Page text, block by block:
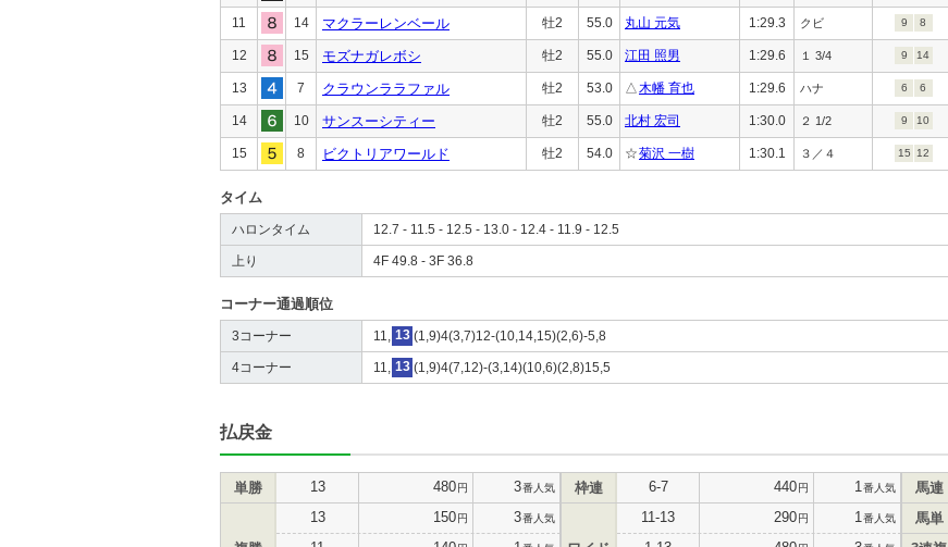
11 14 マクラーレンベール 牡2 55.0 丸山 元気 1:29.3 クビ 9 8
12 15 モズナガレボシ 牡2 55.0 江田 照男 1:29.6 １ 3/4 9 14
13 7 クラウンララファル 牡2 53.0 △木幡 育也 1:29.6 ハナ 6 6
14 10 サンスーシティー 牡2 55.0 北村 宏司 1:30.0 ２ 1/2 9 10
15 8 ビクトリアワールド 牡2 54.0 ☆菊沢 一樹 1:30.1 ３／４ 15 12
タイム
ハロンタイム 12.7 - 11.5 - 12.5 - 13.0 - 12.4 - 11.9 - 12.5
上り 4F 49.8 - 3F 36.8
コーナー通過順位
3コーナー 11, 13 (1,9)4(3,7)12-(10,14,15)(2,6)-5,8
4コーナー 11, 13 (1,9)4(7,12)-(3,14)(10,6)(2,8)15,5
払戻金
単勝 13 480円 3番人気
13 150円 3番人気
枠連 6-7 440円 1 番人気
11-13 290円 1 番人気
馬連
馬単